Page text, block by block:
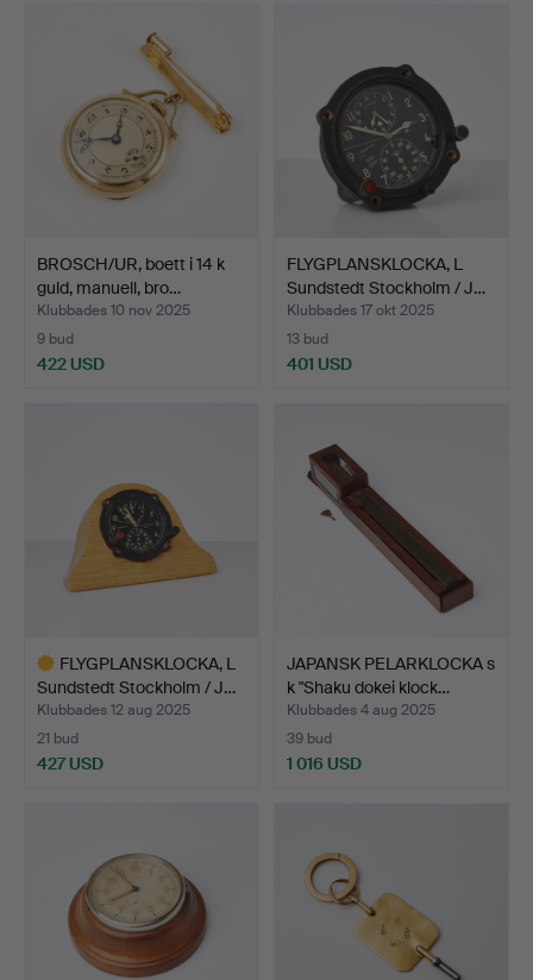
BROSCH/UR, boett i 14 k
guld, manuell, bro…
Klubbades 10 nov 2025
9 bud
422 USD
FLYGPLANSKLOCKA, L
Sundstedt Stockholm / J…
Klubbades 17 okt 2025
13 bud
401 USD
FLYGPLANSKLOCKA, L
Sundstedt Stockholm / J…
Klubbades 12 aug 2025
21 bud
427 USD
JAPANSK PELARKLOCKA s
k "Shaku dokei klock…
Klubbades 4 aug 2025
39 bud
1 016 USD